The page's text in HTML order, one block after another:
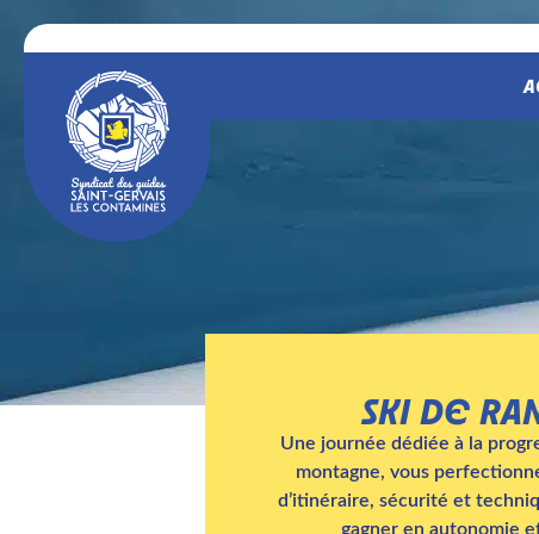
SKI DE
Une journée dédiée à la
montagne, vous
d’itinéraire, sécurité et
gagner en autonomie